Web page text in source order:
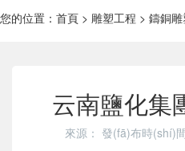
您的位置： 首頁 > 雕塑工程 > 鑄銅雕
云南鹽化集
來源： 發(fā)布時(shí)